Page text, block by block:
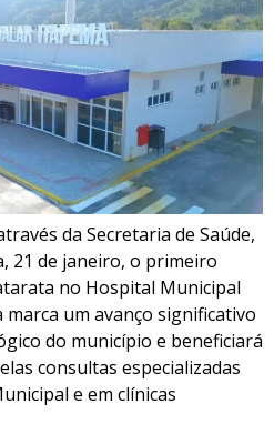
da Secretaria de Saúde,
21 de janeiro, o primeiro
no Hospital Municipal
um avanço significativo
do município e beneficiará
consultas especializadas
e em clínicas